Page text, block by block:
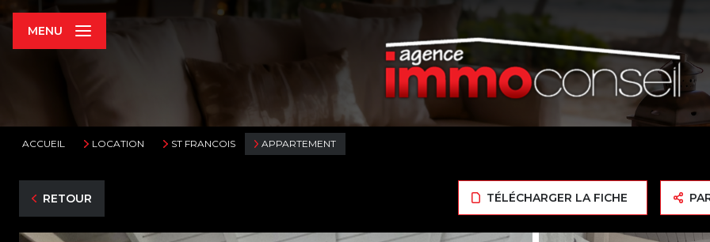
MENU
ACCUEIL LOCATION ST FRANCOIS APPARTEMENT
RETOUR TÉLÉCHARGER LA FICHE